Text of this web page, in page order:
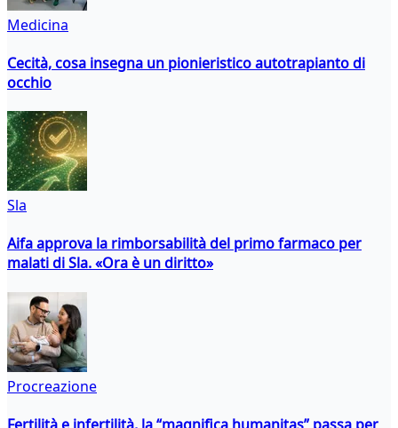
Medicina
Cecità, cosa insegna un pionieristico autotrapianto di
occhio
Sla
Aifa approva la rimborsabilità del primo farmaco per
malati di Sla. «Ora è un diritto»
Procreazione